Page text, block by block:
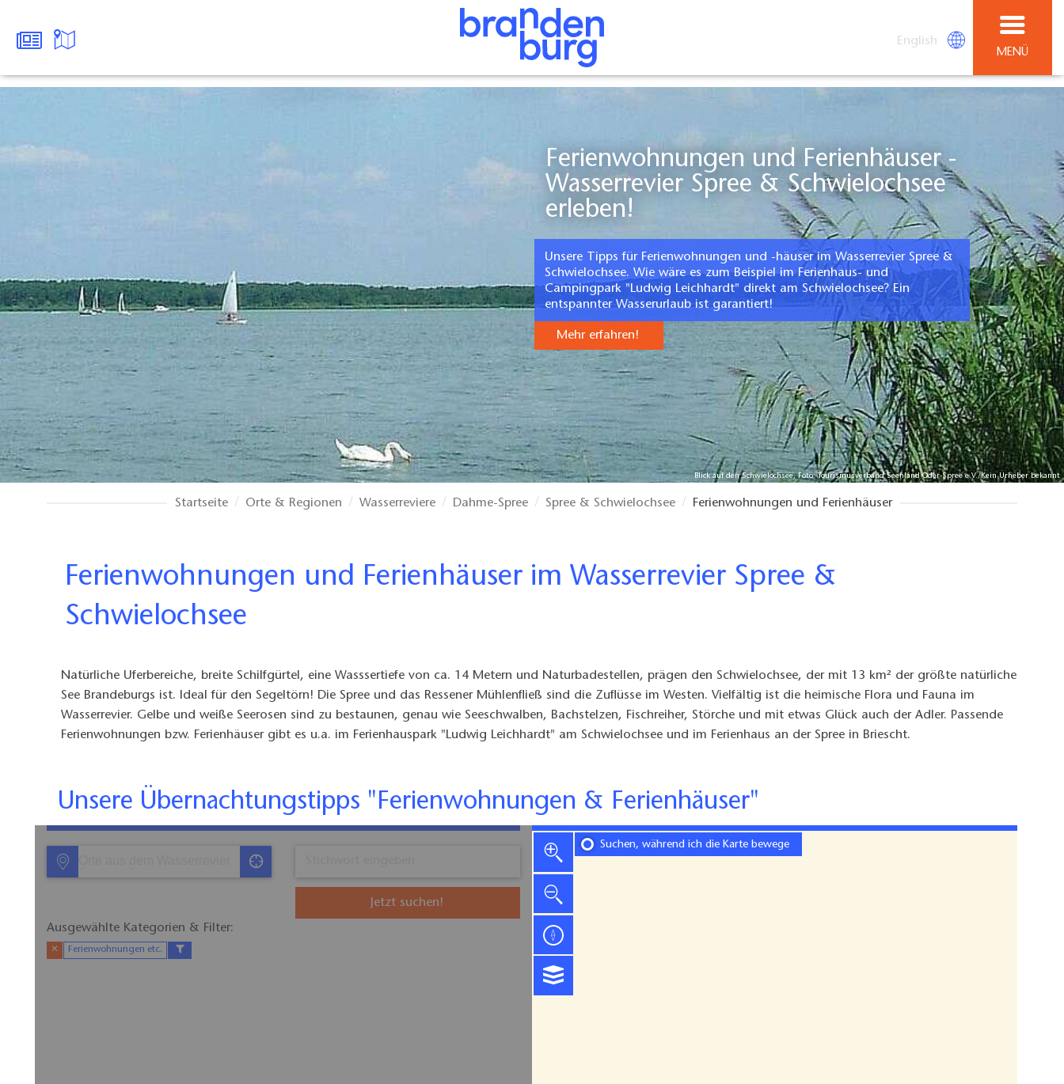
English
MENÜ
Blick auf den Schwielochsee, Foto: Tourismusverband Seenland Oder-Spree e.V./Kein Urheber bekannt
Ferienwohnungen und Ferienhäuser -
Wasserrevier Spree & Schwielochsee
erleben!
Unsere Tipps für Ferienwohnungen und -häuser im Wasserrevier Spree &
Schwielochsee. Wie wäre es zum Beispiel im Ferienhaus- und
Campingpark "Ludwig Leichhardt" direkt am Schwielochsee? Ein
entspannter Wasserurlaub ist garantiert!
Mehr erfahren!
Startseite Orte & Regionen Wasserreviere Dahme-Spree Spree & Schwielochsee Ferienwohnungen und Ferienhäuser
Ferienwohnungen und Ferienhäuser im Wasserrevier Spree &
Schwielochsee
Natürliche Uferbereiche, breite Schilfgürtel, eine Wasssertiefe von ca. 14 Metern und Naturbadestellen, prägen den Schwielochsee, der mit 13 km² der größte natürliche
See Brandeburgs ist. Ideal für den Segeltörn! Die Spree und das Ressener Mühlenfließ sind die Zuflüsse im Westen. Vielfältig ist die heimische Flora und Fauna im
Wasserrevier. Gelbe und weiße Seerosen sind zu bestaunen, genau wie Seeschwalben, Bachstelzen, Fischreiher, Störche und mit etwas Glück auch der Adler. Passende
Ferienwohnungen bzw. Ferienhäuser gibt es u.a. im Ferienhauspark "Ludwig Leichhardt" am Schwielochsee und im Ferienhaus an der Spree in Briescht.
Unsere Übernachtungstipps "Ferienwohnungen & Ferienhäuser"
Jetzt suchen!
Ausgewählte Kategorien & Filter:​
✕ Ferienwohnungen etc.
Suchen, während ich die Karte bewege